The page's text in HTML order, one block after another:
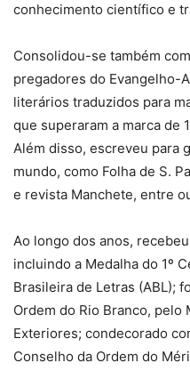
conhecimento científico e
Consolidou-se também
pregadores do Evangelho-
literários traduzidos para
que superaram a marca de
Além disso, escreveu para
mundo, como Folha de S.
e revista Manchete, entre
Ao longo dos anos,
incluindo a Medalha do 1º
Brasileira de Letras (ABL);
Ordem do Rio Branco, pelo
Exteriores; condecorado
Conselho da Ordem do